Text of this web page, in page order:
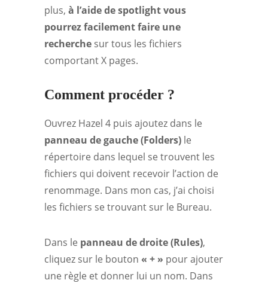
plus, à l’aide de spotlight vous
pourrez facilement faire une
recherche sur tous les fichiers
comportant X pages.
Comment procéder ?
Ouvrez Hazel 4 puis ajoutez dans le
panneau de gauche (Folders) le
répertoire dans lequel se trouvent les
fichiers qui doivent recevoir l’action de
renommage. Dans mon cas, j’ai choisi
les fichiers se trouvant sur le Bureau.
Dans le panneau de droite (Rules),
cliquez sur le bouton « + » pour ajouter
une règle et donner lui un nom. Dans